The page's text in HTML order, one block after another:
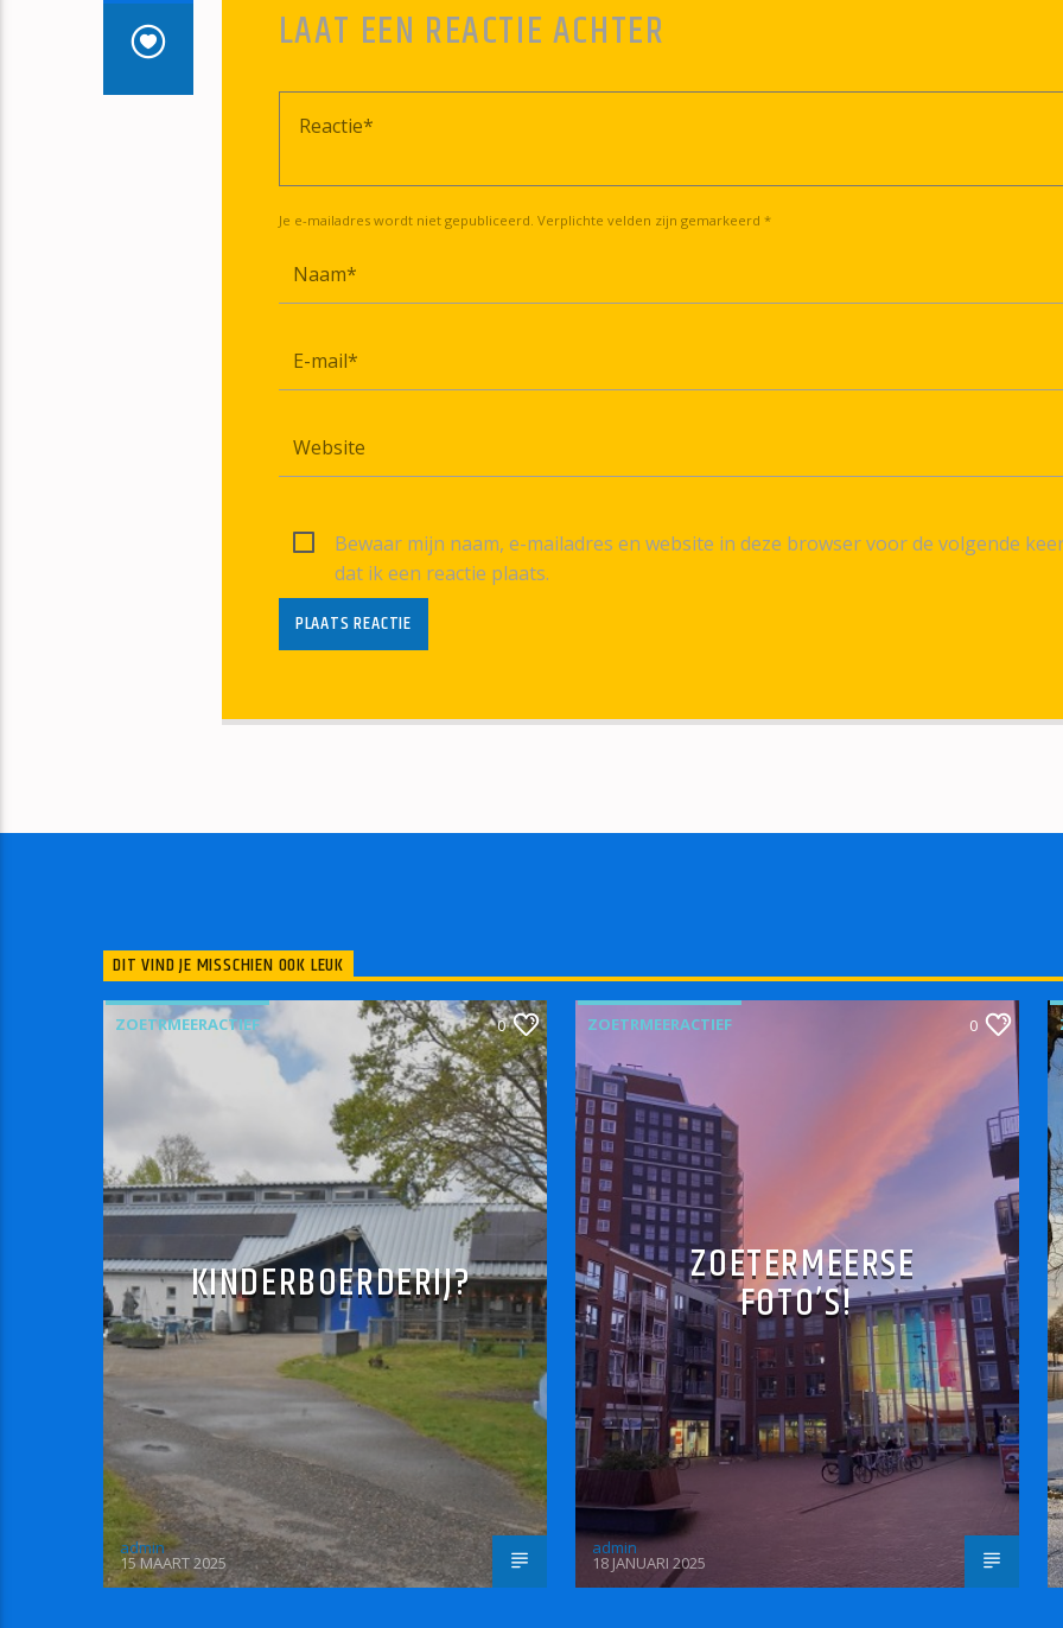
LAAT EEN REACTIE ACHTER
Je e-mailadres wordt niet gepubliceerd. Verplichte velden zijn gemarkeerd *
Bewaar mijn naam, e-mailadres en website in deze browser voor de volgende
dat ik een reactie plaats.
DIT VIND JE MISSCHIEN OOK LEUK
ZOETRMEERACTIEF 0
KINDERBOERDERIJ?
admin
15 MAART 2025
ZOETRMEERACTIEF 0
ZOETERMEERSE
FOTO’S!
admin
18 JANUARI 2025